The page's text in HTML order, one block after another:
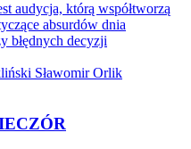
audycja, którą współtworzą
absurdów dnia
błędnych decyzji
Sławomir Orlik